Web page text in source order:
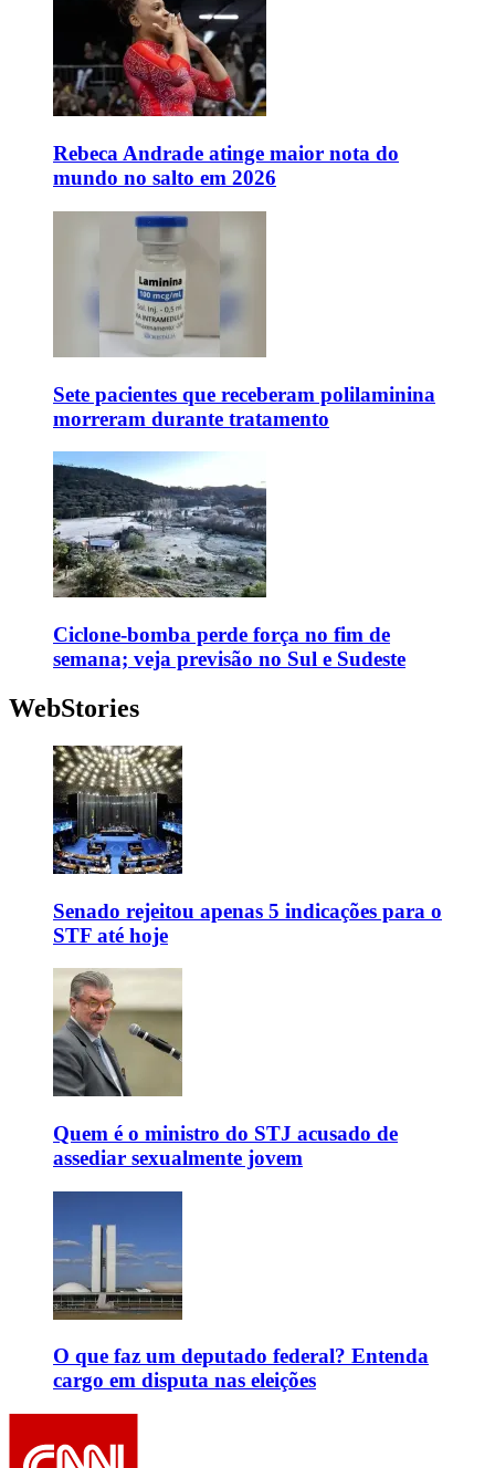
Rebeca Andrade atinge maior nota do
mundo no salto em 2026
Sete pacientes que receberam polilaminina
morreram durante tratamento
Ciclone-bomba perde força no fim de
semana; veja previsão no Sul e Sudeste
WebStories
Senado rejeitou apenas 5 indicações para o
STF até hoje
Quem é o ministro do STJ acusado de
assediar sexualmente jovem
O que faz um deputado federal? Entenda
cargo em disputa nas eleições